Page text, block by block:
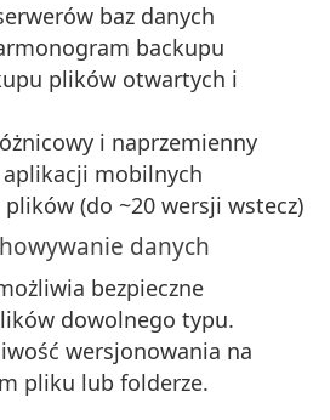
baz danych
backupu
plików otwartych i
i naprzemienny
mobilnych
(do ~20 wersji wstecz)
danych
bezpieczne
dowolnego typu.
wersjonowania na
pliku lub folderze.